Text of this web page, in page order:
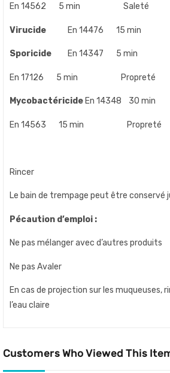
En 14562 5 min Saleté
Virucide En 14476 15 min
Sporicide En 14347 5 min
En 17126 5 min Propreté
Mycobactéricide En 14348 30
En 14563 15 min Propreté
Rincer
Le bain de trempage peut être conservé
Pécaution d’emploi :
Ne pas mélanger avec d’autres produits
Ne pas Avaler
En cas de projection sur les muqueuses,
l’eau claire
Customers Who Viewed This